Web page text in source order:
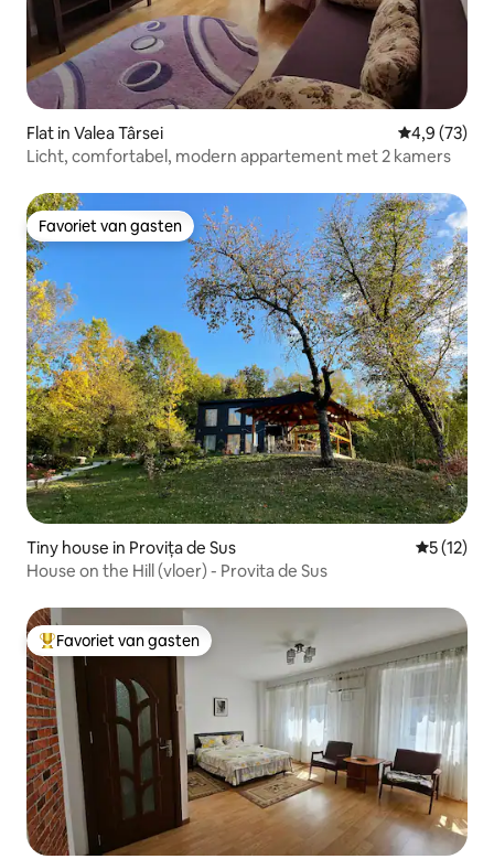
Flat in Valea Târsei
4,9 (73)
Licht, comfortabel, modern appartement met 2 kamers
Favoriet van gasten
Favoriet van gasten
Tiny house in Provița de Sus
5 (12)
House on the Hill (vloer) - Provita de Sus
Topfavoriet van gasten
Favoriet van gasten